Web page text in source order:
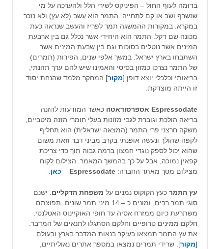
בדומה לעוף החול – הפיניקס לשירי הלל ולהערכה על מי
שנשרף ושב או קם לתחייה. התמר הוא עשב (לא עץ) ולא נזכר
במקרא. במקורות ההמשגה תמר לפריז והעשב שנראה כעת
מכונה שם דקל. התמר הוא היחידי אשר נכלל גם בין ארבעת
המינים אשר נוטלים בסוכות וגם בין שבעת המינים אשר
השתבחו בארץ ישראל. במשך אלפי שנים, הפירות (תמרים)
של התמר נצרכו כמזון בסיסי והאמינו שיש להם ערך תזונתי,
בריאותי וכלכלי יוצא דופן [מקור] המחקר מלמד שהנחת יסוד
זו הייתה מוצדקת.
Espressodate אספרסודאטה
כאשר המודעות להזנה
בריאה הולכת וגוברת לגבי מזונות בעלי חומרי הזנה מיטביים,
משקה חרצני פרי התמר (המצאה ישראלית) הוא תחליף
לקפה שהולך ונעשה אופנתי בקרב מביני דבר וזאת משום
שהוא יכול לספק נוגדי חמצון ברמה גבוה תוך כדי צריכת
קפאין נמוכה, אבל על כך בהמשך המאמר. הצילום לקוח
מצילום מסך מאתר החברה: Espressodate
– כאן
עץ התמר כעץ הקוקוס נמנים על משפחת הדקליים. ישנם
סוגי תמר רבים, ומונים כ – 14 מיני תמר שונים. תפוצתם
משתרעת כיום ממזרח אסיה עד חופי האוקיינוס האטלנטי.
חלקם ממינים טרופיים וחלקם הסתגלו לתנאים של המדבר.
את עץ התמר תמצאו בעיקר בנאות המדבר בארץ ובעולם
[מקור]. שרידי תמרים נמצאו במספר אתרים נאוליתיים,